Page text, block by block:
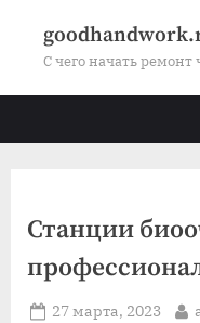
С чего начать
Станции
Posted
27 марта, 2023